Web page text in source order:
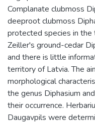
Complanate clubmoss
deeproot clubmoss
protected species in the
Zeiller's ground-cedar
and there is little
territory of Latvia. The
morphological
the genus Diphasium
their occurrence.
Daugavpils were